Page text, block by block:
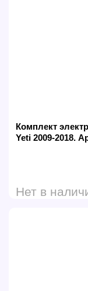
Комплект
Yeti 2009-2018.
Нет в